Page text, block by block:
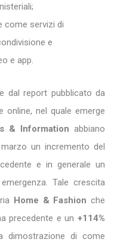
come servizi di
e
e app.
dal report pubblicato da
online, nel quale emerge
& Information abbiano
un incremento del
e in generale un
Tale crescita
Home & Fashion che
precedente e un +114%
dimostrazione di come